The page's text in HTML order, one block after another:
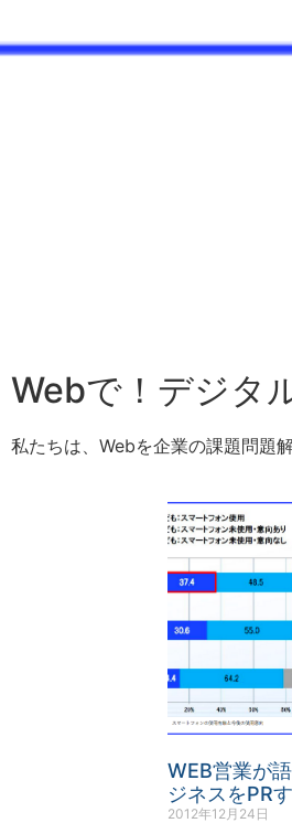
Webで！デジタ
私たちは、Webを企業の課題問題
WEB営業が
ジネスをPR
2012年12月24日